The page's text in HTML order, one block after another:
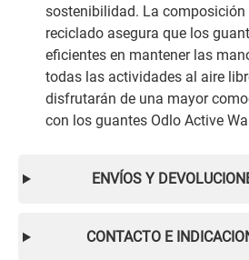
sostenibilidad. La composición
reciclado asegura que los
eficientes en mantener las
todas las actividades al aire
disfrutarán de una mayor
con los guantes Odlo Active
ENVÍOS Y
CONTACTO E